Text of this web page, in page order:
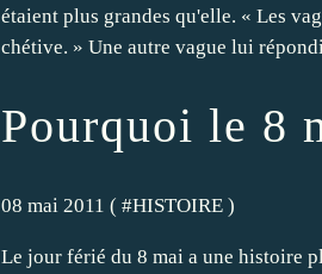
étaient plus grandes qu'elle. « Les
chétive. » Une autre vague lui
Pourquoi le 8
08 mai 2011 ( #HISTOIRE )
Le jour férié du 8 mai a une histoire